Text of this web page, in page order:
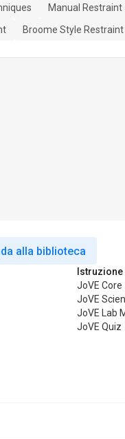
Manual Restraint
Broome Style Restraint
alla biblioteca
Istruzione
JoVE Core
JoVE
JoVE Lab
JoVE Quiz